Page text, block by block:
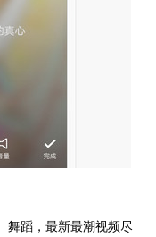
蹈，最新最潮视频尽